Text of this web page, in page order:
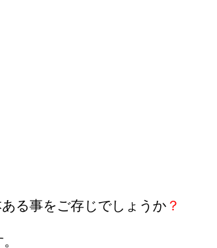
る事をご存じでしょうか ？